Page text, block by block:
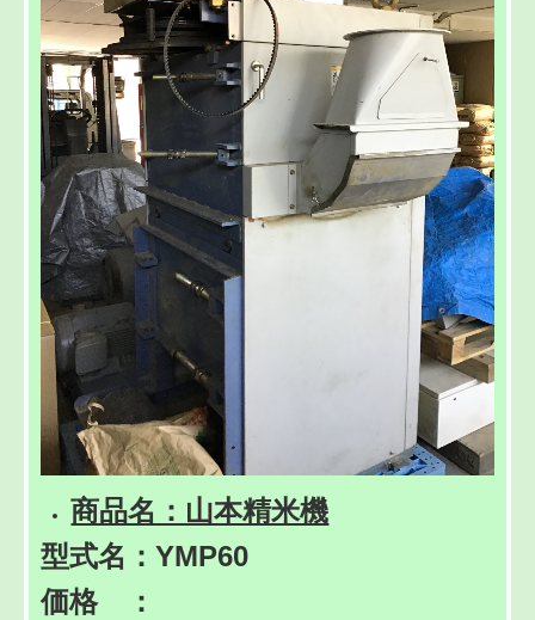
商品名：山本精米機
型式名：YMP60
価格 ：